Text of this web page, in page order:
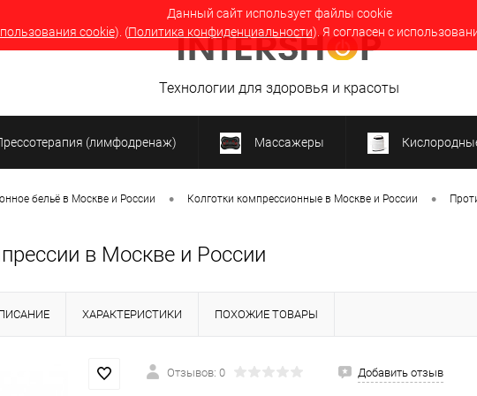
Данный сайт использует файлы cookie
cookie). (Политика конфиденциальности). Я согласен с
Технологии для здоровья и красоты
(лимфодренаж) Массажеры
бельё в Москве и России • Колготки компрессионные в Москве и России •
в Москве и России
ХАРАКТЕРИСТИКИ ПОХОЖИЕ ТОВАРЫ
Отзывов: 0 Добавить отзыв